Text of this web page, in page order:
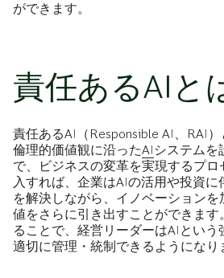
ができます。
責任あるAIと
責任あるAI（Responsible AI、RAI
倫理的価値観に沿ったAI システムを
で、ビジネスの変革を実現するプ
入すれば、企業はAIの活用や投資に
を解決しながら、イノベーション
値をさらに引き出すことができます
ることで、経営リーダーはAIという
適切に管理・統制できるようになり